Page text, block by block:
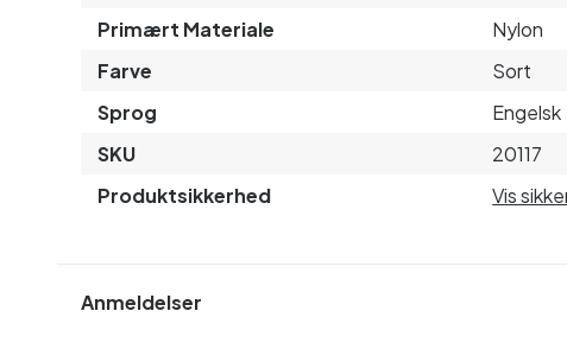
Primært Materiale
Nylon
Farve
Sort
Sprog
Engelsk
SKU
20117
Produktsikkerhed
Vis
Anmeldelser